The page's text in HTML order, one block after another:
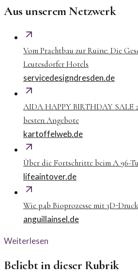
Aus unserem Netzwerk
Vom Prachtbau zur Ruine: Die
Leutesdorfer Hotels
servicedesigndresden.de
AIDA HAPPY BIRTHDAY SALE
besten Angebote
kartoffelweb.de
Über die Fortschritte beim A 96-
lifeaintover.de
Wie p4b Bioprozesse mit 3D-
anguillainsel.de
Weiterlesen
Beliebt in dieser Rubrik